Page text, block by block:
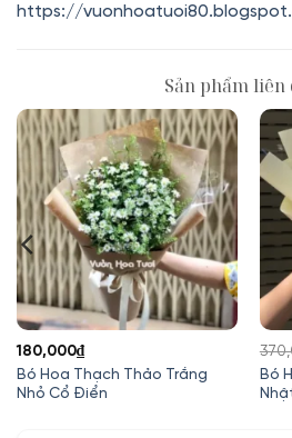
https://
Sản phẩm liên
Bó Hoa Thạch Thảo Trắng
Nhỏ Cổ Điển
180,000₫
Bó